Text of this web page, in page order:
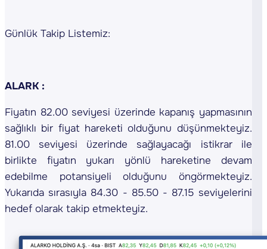
Günlük Takip Listemiz:
ALARK :
Fiyatın 82.00 seviyesi üzerinde kapanış yapmasının
sağlıklı bir fiyat hareketi olduğunu düşünmekteyiz.
81.00 seviyesi üzerinde sağlayacağı istikrar ile
birlikte fiyatın yukarı yönlü hareketine devam
edebilme potansiyeli olduğunu öngörmekteyiz.
Yukarıda sırasıyla 84.30 - 85.50 - 87.15 seviyelerini
hedef olarak takip etmekteyiz.